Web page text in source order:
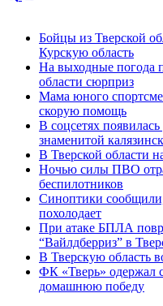
Бойцы из Тверской
Курскую область
На выходные погода
области сюрприз
Мама юного
скорую помощь
В соцсетях
знаменитой
В Тверской области
Ночью силы ПВО
беспилотников
Синоптики сообщили,
похолодает
При атаке БПЛА
“Вайлдберриз” в
В Тверскую область
ФК «Тверь» одержал
домашнюю победу